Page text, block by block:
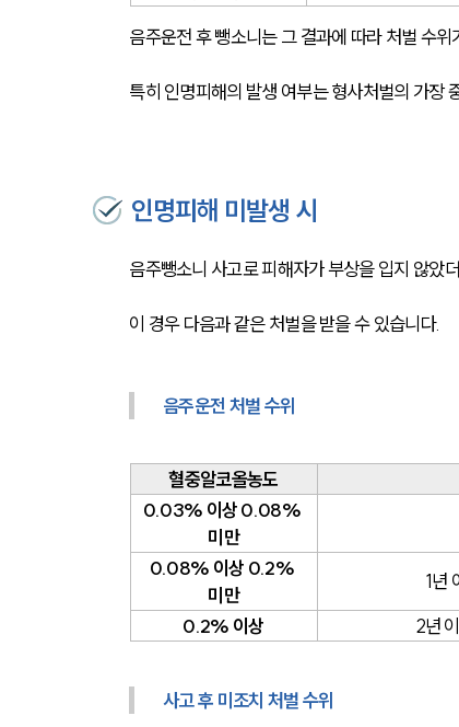
음주운전 후 뺑소니는 그 결과에 따라 처벌 수위
특히 인명피해의 발생 여부는 형사처벌의 가장
인명피해 미발생 시
음주뺑소니 사고로 피해자가 부상을 입지 않았
이 경우 다음과 같은 처벌을 받을 수 있습니다.
음주운전 처벌 수위
혈중알코올농도
0.03% 이상 0.08%
미만
0.08% 이상 0.2%
미만
1년
0.2% 이상
2년
사고 후 미조치 처벌 수위